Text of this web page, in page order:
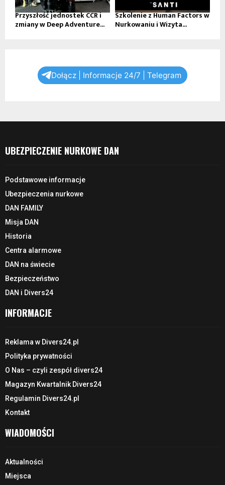
Przyszłość jednostek CCR i
zmiany w Deep Adventure...
Szkolenie z Human Factors w
Nurkowaniu i Wizyta...
Dołącz | Informacje 24/7 | Telegram
UBEZPIECZENIE NURKOWE DAN
Podstawowe informacje
Ubezpieczenia nurkowe
DAN FAMILY
Misja DAN
Historia
Centra alarmowe
DAN na świecie
Bezpieczeństwo
DAN i Divers24
INFORMACJE
Reklama w Divers24.pl
Polityka prywatności
O Nas – czyli zespół divers24
Magazyn Kwartalnik Divers24
Regulamin Divers24.pl
Kontakt
WIADOMOŚCI
Aktualności
Miejsca